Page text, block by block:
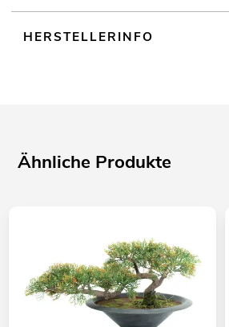
HERSTELLERINFO
Ähnliche Produkte